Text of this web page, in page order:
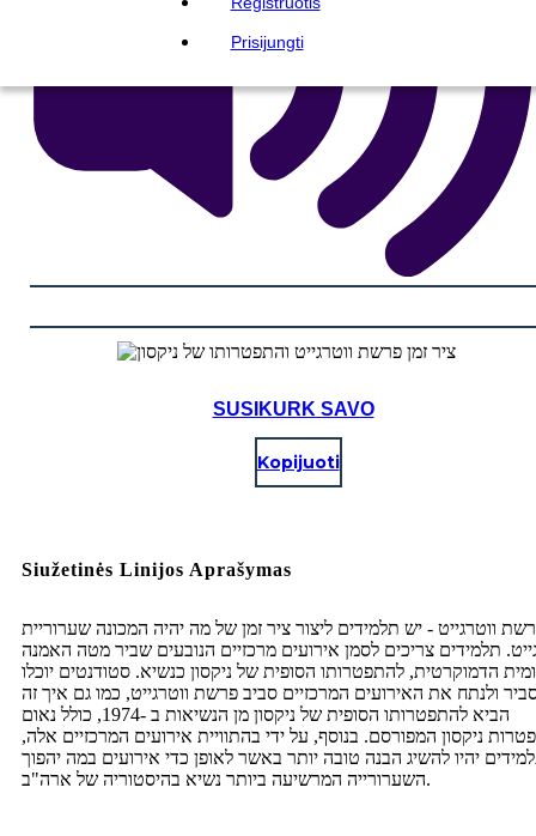
Prisijungti
SUSIKURK SAVO
Kopijuoti
Siužetinės Linijos Aprašymas
ווטרגייט - יש תלמידים ליצור ציר זמן של מה יהיה המכונה שערוריית
תלמידים צריכים לסמן אירועים מרכזיים הנובעים שביר מטה האמנה
הדמוקרטית, להתפטרותו הסופית של ניקסון כנשיא. סטודנטים יוכלו
ולנתח את האירועים המרכזיים סביב פרשת ווטרגייט, כמו גם איך זה
הביא להתפטרותו הסופית של ניקסון מן הנשיאות ב -1974, כולל נאום
ניקסון המפורסם. בנוסף, על ידי בהתוויית אירועים המרכזיים אלה,
יהיו להשיג הבנה טובה יותר באשר לאופן כדי אירועים במה יהפוך
השערורייה המרשיעה ביותר נשיא בהיסטוריה של ארה"ב.